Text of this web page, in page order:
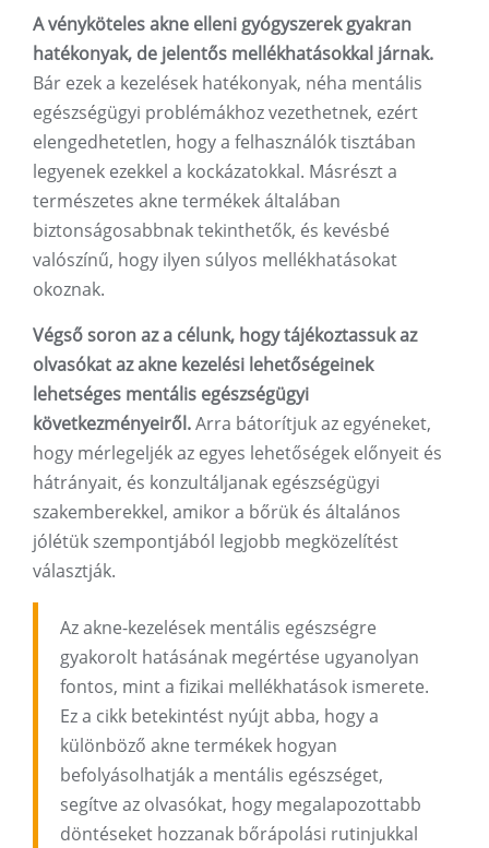
A vényköteles akne elleni gyógyszerek gyakran
hatékonyak, de jelentős mellékhatásokkal járnak.
Bár ezek a kezelések hatékonyak, néha mentális
egészségügyi problémákhoz vezethetnek, ezért
elengedhetetlen, hogy a felhasználók tisztában
legyenek ezekkel a kockázatokkal. Másrészt a
természetes akne termékek általában
biztonságosabbnak tekinthetők, és kevésbé
valószínű, hogy ilyen súlyos mellékhatásokat
okoznak.
Végső soron az a célunk, hogy tájékoztassuk az
olvasókat az akne kezelési lehetőségeinek
lehetséges mentális egészségügyi
következményeiről.Arra bátorítjuk az egyéneket,
hogy mérlegeljék az egyes lehetőségek előnyeit és
hátrányait, és konzultáljanak egészségügyi
szakemberekkel, amikor a bőrük és általános
jólétük szempontjából legjobb megközelítést
választják.
Az akne-kezelések mentális egészségre
gyakorolt ​​hatásának megértése ugyanolyan
fontos, mint a fizikai mellékhatások ismerete.
Ez a cikk betekintést nyújt abba, hogy a
különböző akne termékek hogyan
befolyásolhatják a mentális egészséget,
segítve az olvasókat, hogy megalapozottabb
döntéseket hozzanak bőrápolási rutinjukkal